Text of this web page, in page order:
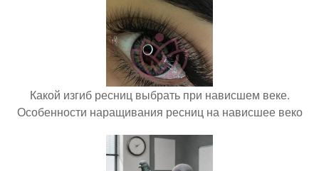
Какой изгиб ресниц выбрать при нависшем веке.
Особенности наращивания ресниц на нависшее веко